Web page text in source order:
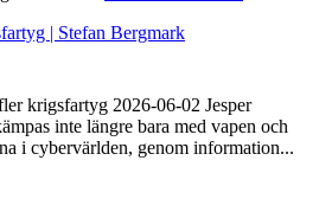
| Stefan Bergmark
krigsfartyg 2026-06-02 Jesper
inte längre bara med vapen och
i cybervärlden, genom information...